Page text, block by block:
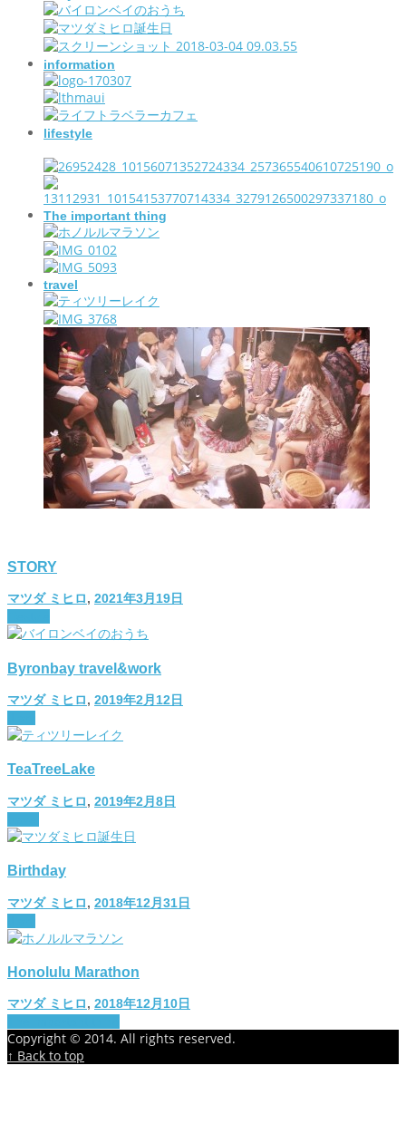
information
lifestyle
The important thing
travel
STORY
マツダ ミヒロ, 2021年3月19日
Byronbay travel&work
マツダ ミヒロ, 2019年2月12日
TeaTreeLake
マツダ ミヒロ, 2019年2月8日
Birthday
マツダ ミヒロ, 2018年12月31日
Honolulu Marathon
マツダ ミヒロ, 2018年12月10日
Copyright © 2014. All rights reserved.
↑ Back to top